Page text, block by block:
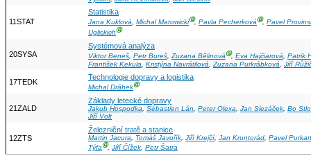
11STAT
Statistika
Jana Kuklová, Michal MatowickiⒼ, Pavla PecherkováⒼ, Pavel
UglickichⒼ
20SYSA
Systémová analýza
Viktor Beneš, Petr Bureš,Zuzana BělinováⒼ, Eva Hajčiarová, Patrik
František Kekula
Kristýna Navrátilová Zuzana Purkrábková Jiří
17TEDK
Technologie dopravy a logistika
Michal DrábekⒼ
21ZALD
Základy letecké dopravy
Jakub Hospodka, Sébastien Lán, Peter Olexa, Jan Slezáček, Bo
Jiří Volt
12ZTS
Železniční tratě a stanice
Martin Jacura, Tomáš Javořík, Jiří Krejčí, Jan Kruntorád, Pavel Purkart
TýfaⒼ, Jiří Čížek, Petr Šatra